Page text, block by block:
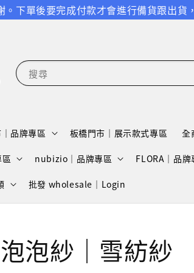
單後要完成付款才會進行備貨跟出貨，
搜尋
品牌專區 板橋門市｜展示款式專區 全
nubizio｜品牌專區 FLORA｜品牌
批發 wholesale｜Login
泡紗｜雪紡紗